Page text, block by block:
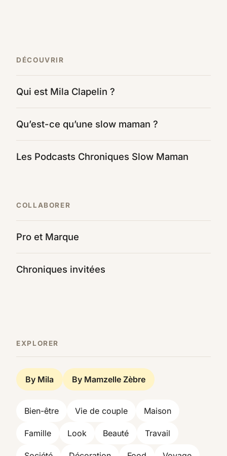
DÉCOUVRIR
Qui est Mila Clapelin ?
Qu’est-ce qu’une slow maman ?
Les Podcasts Chroniques Slow Maman
COLLABORER
Pro et Marque
Chroniques invitées
EXPLORER
By Mila By Mamzelle Zèbre
Bien-être Vie de couple Maison
Famille Look Beauté Travail